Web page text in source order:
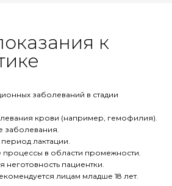
к
заболеваний в стадии
крови (например, гемофилия).
заболевания.
лактации.
процессы в области промежности.
неготовность пациентки.
лицам младше 18 лет.